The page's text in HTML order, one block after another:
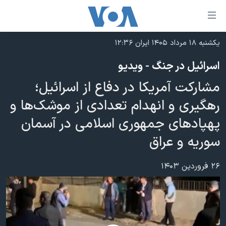
لینکهای
قابل
دسترسی
جهش
محتوای
اصلی
جهش
به
صفحه
جهش
به
جستجو
نسخه سبک وب‌سایت
موضوع ها
ایران
آمریکا
جهان
ورزشی
گزیده‌ها
ویژه برنامه‌ها
ویدیوها
برنامه های تلویزیونی
جدول برنامه ها
صفحه‌های ویژه
جام جهانی ۲۰۲۶
عملیات خشم حماسی
۲۵۰سالگی آمریکا
بایگانی برنامه‌های تلویزیونی
فرکانس‌های صدای آمریکا
پخش رادیویی
یادگیری زبان انگلیسی
یکشنبه ۱۸ مرداد ۱۴۰۵ ایران ۱۲:۳۶
اسرائیل در جنگ - ویدیو
مشارکت آمریکا در دفاع از اسرائیل؛
رهگیری و انهدام تعدادی از موشک‌ها و
پهپادهای جمهوری اسلامی در آسمان
سوریه و عراق
۲۶ فروردین ۱۴۰۳